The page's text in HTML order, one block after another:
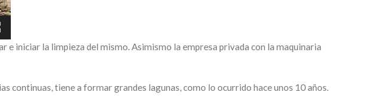
iniciar la limpieza del mismo. Asimismo la empresa privada con la maquinaria
continuas, tiene a formar grandes lagunas, como lo ocurrido hace unos 10 años.